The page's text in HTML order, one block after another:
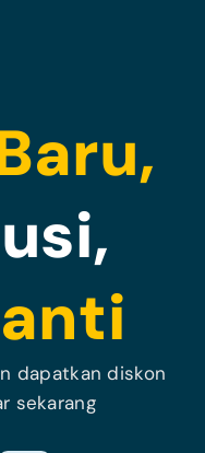
dapatkan diskon
sekarang